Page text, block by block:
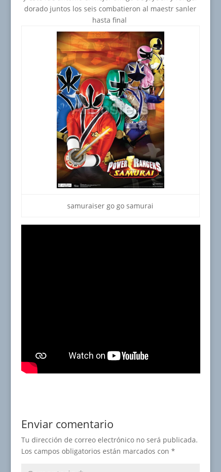
dorado juntos los seis combatieron al maestr sanler
hasta final
samuraiser go go samurai
Enviar comentario
Tu dirección de correo electrónico no será publicada.
Los campos obligatorios están marcados con *